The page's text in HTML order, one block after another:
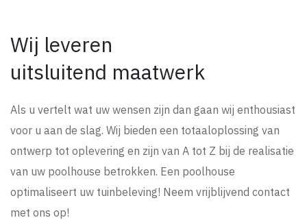
Wij leveren
uitsluitend maatwerk
Als u vertelt wat uw wensen zijn dan gaan wij enthousiast
voor u aan de slag. Wij bieden een totaaloplossing van
ontwerp tot oplevering en zijn van A tot Z bij de realisatie
van uw poolhouse betrokken. Een poolhouse
optimaliseert uw tuinbeleving! Neem vrijblijvend contact
met ons op!